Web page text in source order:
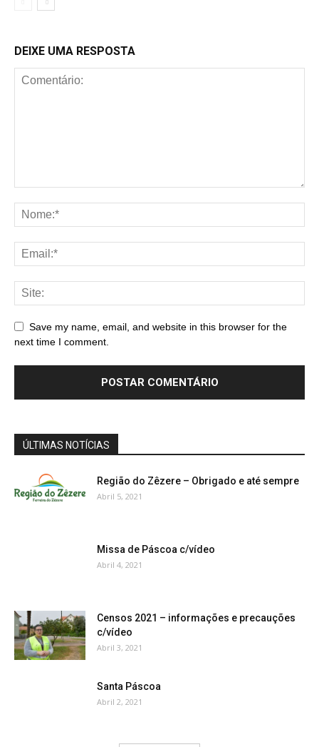
DEIXE UMA RESPOSTA
Save my name, email, and website in this browser for the
next time I comment.
ÚLTIMAS NOTÍCIAS
Região do Zêzere – Obrigado e até sempre
Abril 5, 2021
Missa de Páscoa c/vídeo
Abril 4, 2021
Censos 2021 – informações e precauções
c/vídeo
Abril 3, 2021
Santa Páscoa
Abril 2, 2021